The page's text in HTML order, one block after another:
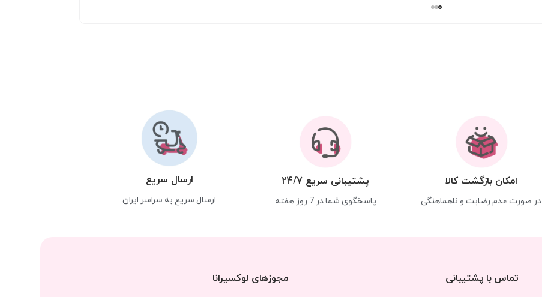
امکان بازگشت کالا
در صورت عدم رضایت و ناهماهنگی
پشتیبانی سریع 24/7
پاسخگوی شما در 7 روز هفته
ارسال سریع
ارسال سریع به سراسر ایران
تماس با پشتیبانی مجوزهای لوکسیرانا